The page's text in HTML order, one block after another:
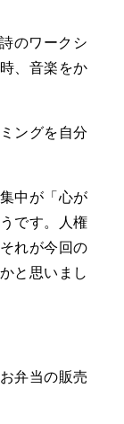
のワークシ
、音楽をか
ングを自分
中が「心が
です。人権
れが今回の
と思いまし
弁当の販売